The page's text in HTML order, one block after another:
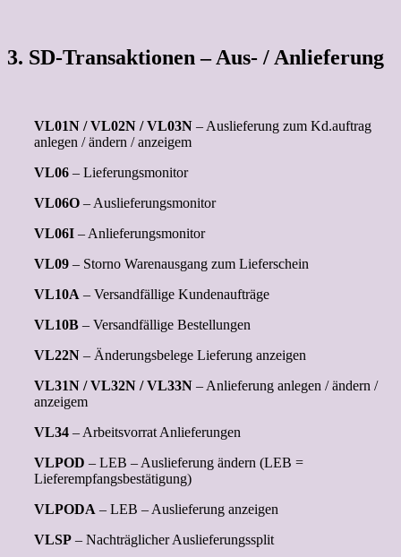
3. SD-Transaktionen – Aus- / Anlieferung
VL01N / VL02N / VL03N – Auslieferung zum Kd.auftrag
anlegen / ändern / anzeigem
VL06 – Lieferungsmonitor
VL06O – Auslieferungsmonitor
VL06I – Anlieferungsmonitor
VL09 – Storno Warenausgang zum Lieferschein
VL10A – Versandfällige Kundenaufträge
VL10B – Versandfällige Bestellungen
VL22N – Änderungsbelege Lieferung anzeigen
VL31N / VL32N / VL33N – Anlieferung anlegen / ändern /
anzeigem
VL34 – Arbeitsvorrat Anlieferungen
VLPOD – LEB – Auslieferung ändern (LEB =
Lieferempfangsbestätigung)
VLPODA – LEB – Auslieferung anzeigen
VLSP – Nachträglicher Auslieferungssplit